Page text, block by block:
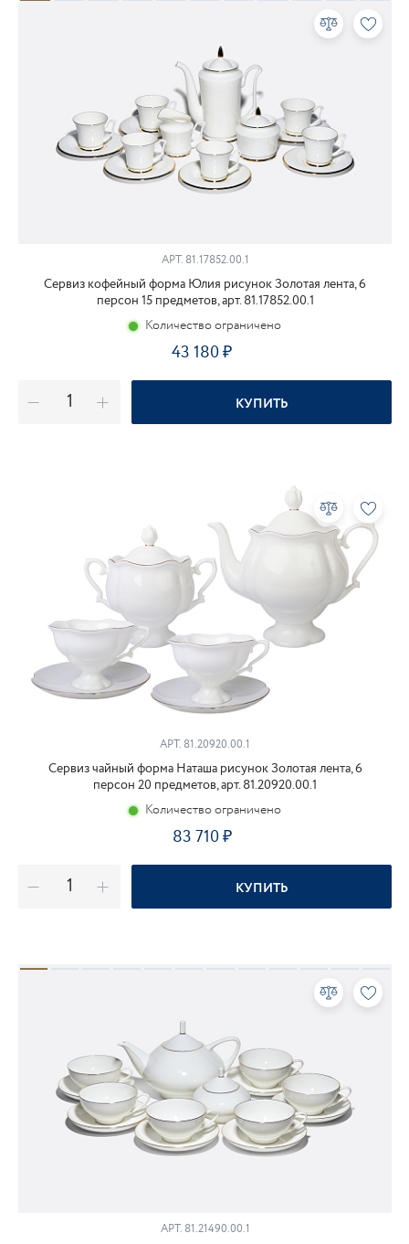
АРТ.81.17852.00.1
Сервиз кофейный форма Юлия рисунок Золотая лента, 6
персон 15 предметов, арт. 81.17852.00.1
Количество ограничено
43 180
КУПИТЬ
АРТ. 81.20920.00.1
Сервиз чайный форма Наташа рисунок Золотая лента, 6
персон 20 предметов, арт. 81.20920.00.1
Количество ограничено
83 710
КУПИТЬ
АРТ.81.21490.00.1